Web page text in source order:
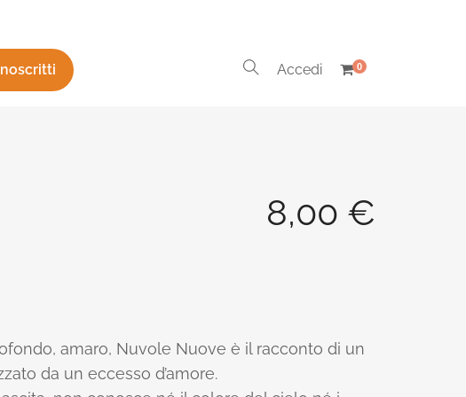
Accedi 0
8,00 €
amaro, Nuvole Nuove è il racconto di un
da un eccesso d’amore.